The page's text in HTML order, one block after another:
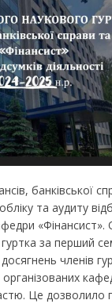
банківської
та аудиту
за перший
членів
Це дозволило